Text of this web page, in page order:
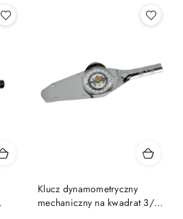
Klucz dynamometryczny
mechaniczny na kwadrat 3/8"